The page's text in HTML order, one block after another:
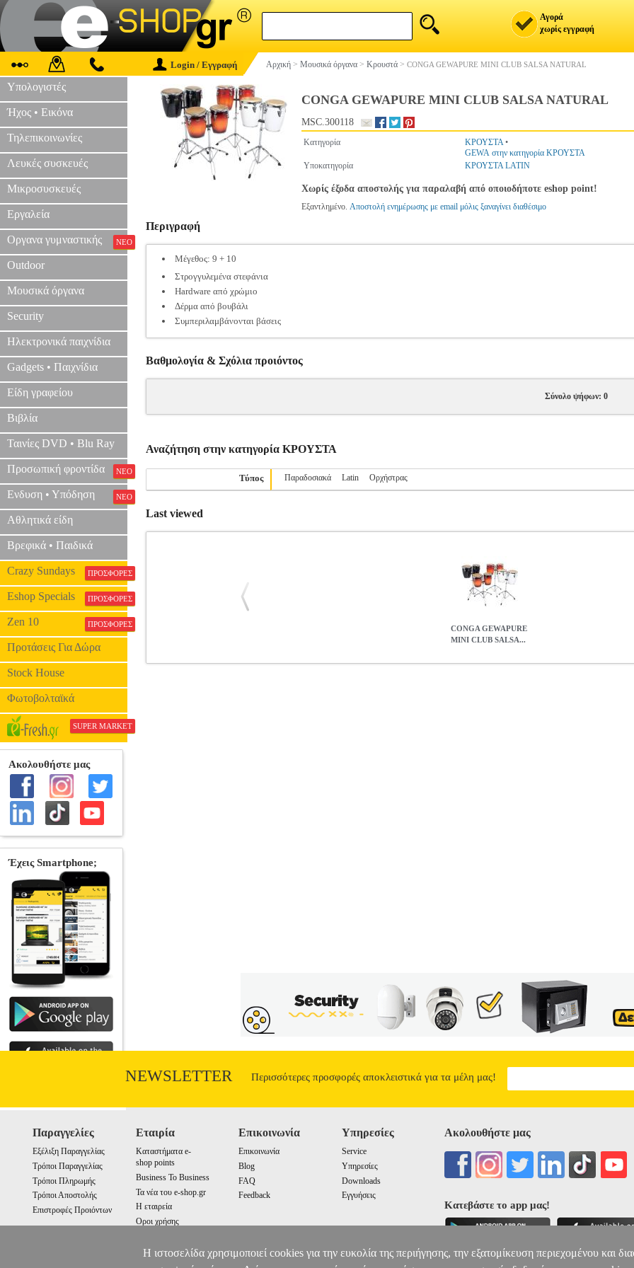
Αγορά
χωρίς εγγραφή
Login / Εγγραφή Αρχική > Μουσικά όργανα > Κρουστά > CONGA GEWAPURE MINI CLUB SALSA NATURAL
Υπολογιστές
Ήχος • Εικόνα
Τηλεπικοινωνίες
Λευκές συσκευές
Μικροσυσκευές
Εργαλεία
Οργανα γυμναστικής ΝΕΟ
Outdoor
Μουσικά όργανα
Security
Ηλεκτρονικά παιχνίδια
Gadgets • Παιχνίδια
Είδη γραφείου
Βιβλία
Ταινίες DVD • Blu Ray
Προσωπική φροντίδα ΝΕΟ
Ενδυση • Υπόδηση ΝΕΟ
Αθλητικά είδη
Βρεφικά • Παιδικά
Crazy Sundays ΠΡΟΣΦΟΡΕΣ
Eshop Specials ΠΡΟΣΦΟΡΕΣ
Zen 10 ΠΡΟΣΦΟΡΕΣ
Προτάσεις Για Δώρα
Stock House
Φωτοβολταϊκά
SUPER MARKET
CONGA GEWAPURE MINI CLUB SALSA NATURAL
MSC.300118
Κατηγορία ΚΡΟΥΣΤΑ•
GEWA στην κατηγορία ΚΡΟΥΣΤΑ
Υποκατηγορία
ΚΡΟΥΣΤΑ LATIN
Χωρίς έξοδα αποστολής για παραλαβή από οποιοδήποτε eshop point!
Εξαντλημένο. Αποστολή ενημέρωσης με email μόλις ξαναγίνει διαθέσιμο
Περιγραφή
Μέγεθος: 9 + 10
Στρογγυλεμένα στεφάνια
Hardware από χρώμιο
Δέρμα από βουβάλι
Συμπεριλαμβάνονται βάσεις
Βαθμολογία & Σχόλια προιόντος
Σύνολο ψήφων: 0
Αναζήτηση στην κατηγορία ΚΡΟΥΣΤΑ
Τύπος Παραδοσιακά Latin Ορχήστρας
Last viewed
CONGA GEWAPURE
MINI CLUB SALSA...
NEWSLETTER Περισσότερες προσφορές αποκλειστικά για τα μέλη μας!
Παραγγελίες
Εξέλιξη Παραγγελίας
Τρόποι Παραγγελίας
Τρόποι Πληρωμής
Τρόποι Αποστολής
Επιστροφές Προιόντων
Εταιρία
Καταστήματα e-
shop points
Business To Business
Τα νέα του e-shop.gr
Η εταιρεία
Οροι χρήσης
Επικοινωνία
Επικοινωνία
Blog
FAQ
Feedback
Υπηρεσίες
Service
Υπηρεσίες
Downloads
Εγγυήσεις
Ακολουθήστε μας
Κατεβάστε το app μας!
Η ιστοσελίδα χρησιμοποιεί cookies για την ευκολία της περιήγησης, την εξατομίκευση περιεχομένου και